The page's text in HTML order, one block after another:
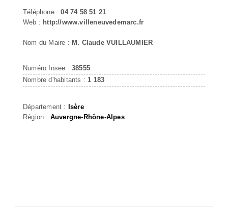
Téléphone :04 74 58 51 21
Web : http://www.villeneuvedemarc.fr
Nom du Maire : M. Claude VUILLAUMIER
Numéro Insee : 38555
Nombre d'habitants : 1 183
Département : Isère
Région : Auvergne-Rhône-Alpes